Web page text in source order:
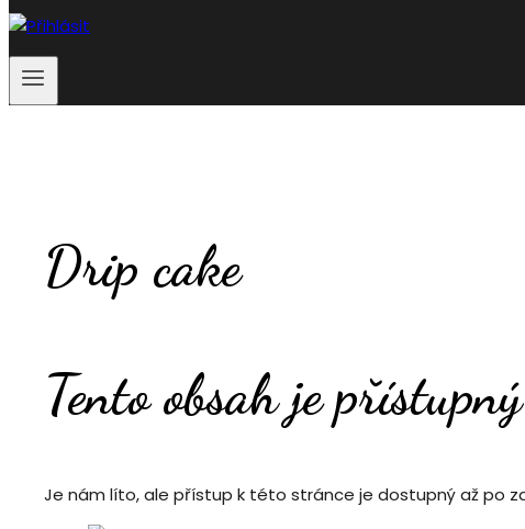
Drip cake
Tento obsah je
Je nám líto, ale přístup k této stránce je dostupný až po